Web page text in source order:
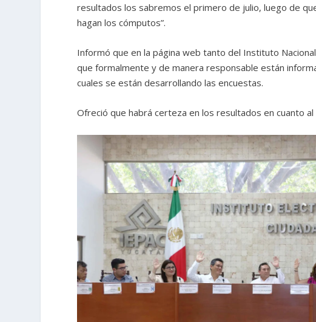
resultados los sabremos el primero de julio, luego de
hagan los cómputos”.
Informó que en la página web tanto del Instituto
que formalmente y de manera responsable están
cuales se están desarrollando las encuestas.
Ofreció que habrá certeza en los resultados en cuanto